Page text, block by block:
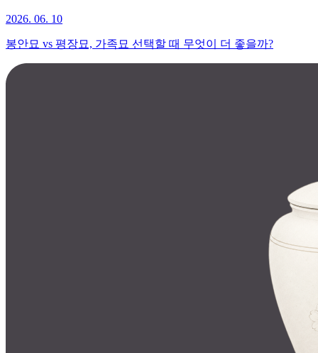
2026. 06. 10
봉안묘 vs 평장묘, 가족묘 선택할 때 무엇이 더 좋을까?